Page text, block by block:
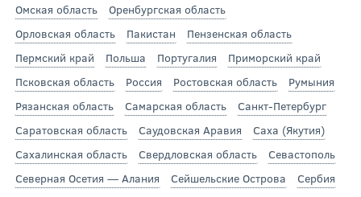
Омская область
Оренбургская область
Орловская область
Пакистан
Пензенская область
Пермский край
Польша Португалия
Приморский край
Псковская область
Россия Ростовская область
Румыния
Рязанская область
Самарская область
Санкт-Петербург
Саратовская область
Саудовская Аравия
Саха (Якутия)
Сахалинская область
Свердловская область
Севастополь
Северная Осетия — Алания
Сейшельские Острова
Сербия